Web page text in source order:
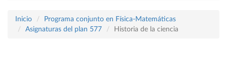
Inicio
Programa conjunto en Física-Matemáticas
Asignaturas del plan 577
Historia de la ciencia